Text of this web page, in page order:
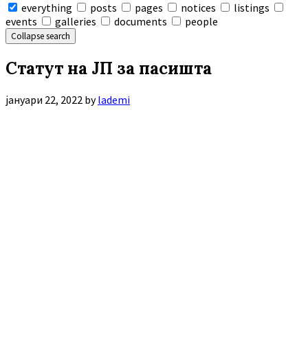
everything
posts pages notices
listings
events
galleries documents people
Collapse search
Статут на ЈП за пасишта
јануари 22, 2022 bylademi